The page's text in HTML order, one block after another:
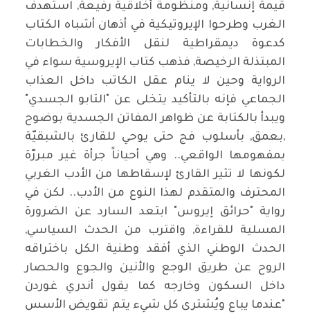
قيمة إنسانية, ومنظومة أخلاقية رفيعة, استهدف
الغرب وطرحوا الإيروتيكية في أذهان أشباه الكتاب
كدعوة ديمقراطية لنقل الأفكار والخطابات
المبتذلة الرخيصة, فذهب كتاب الإيروسية سواء في
الرواية وحين لا ينام عقل الكاتب داخل العذاب
الجماعي فإنه بالتأكيد يتخلى عن "التابو الجسدي"
ويبدأ بالكتابة عن ظواهر المفاتن الجسدية بوضوح
,بعمق, بأسلوب فج حتى يوحي للقارئ بالشبقيّة
بمفهومها الواقعي.. وهي أحياناً جرأة غير مبررّة
لكونها لا تثير القارئ لإسقاطها من الأدب الغربي
المحترف والمتقدم لهذا النوع من الأدب.. لكن في
رواية "حرائق إيروس" ابتعد السارد عن الضرورة
المسلية للقراءة, واقترب من الحدث السياسي,
الحدث الوطني الذي أفقد وطنية الكل باختراقه
الروح عن طريق الوجع والأنين والجوع والحصار
داخل السكون وخارجه كما يقول أندري غوردن
"عندما يباع ويُشترى كل شيء يتم تقويض الأسس